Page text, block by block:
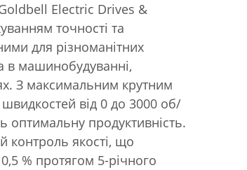
Electric Drives &
точності та
для різноманітних
в машинобудуванні,
З максимальним крутним
від 0 до 3000 об/
продуктивність.
контроль якості, що
% протягом 5-річного